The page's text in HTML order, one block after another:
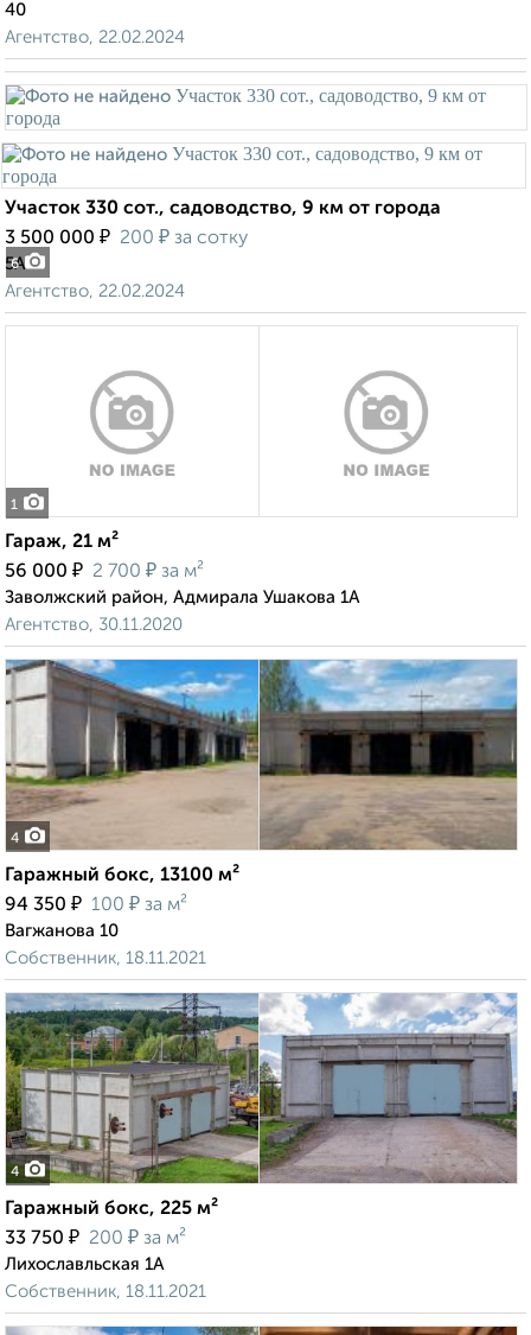
40
Агентство, 22.02.2024
6
Участок 330 сот., садоводство, 9 км от города
3 500 000 ₽ 200 ₽ за сотку
5А
Агентство, 22.02.2024
1
Гараж, 21 м²
56 000 ₽ 2 700 ₽ за м²
Заволжский район, Адмирала Ушакова 1А
Агентство, 30.11.2020
4
Гаражный бокс, 13100 м²
94 350 ₽ 100 ₽ за м²
Вагжанова 10
Собственник, 18.11.2021
4
Гаражный бокс, 225 м²
33 750 ₽ 200 ₽ за м²
Лихославльская 1А
Собственник, 18.11.2021